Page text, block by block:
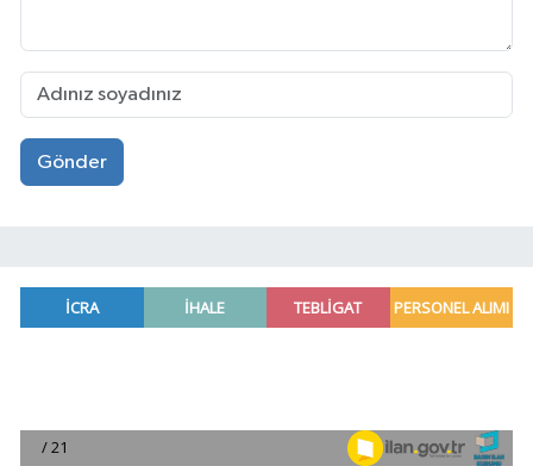
Gönder